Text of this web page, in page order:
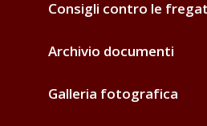
Consigli contro le
Archivio documenti
Galleria fotografica